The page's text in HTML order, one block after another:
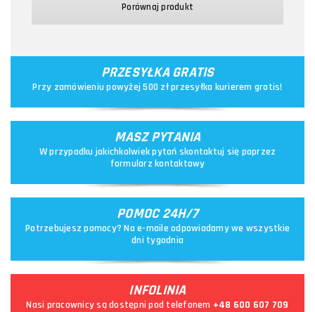
Porównaj produkt
PRZESYŁKA GRATIS
Przy zamówieniu powyżej 500 zł przesyłka kurierem gratis!
MASZ PYTANIA
W przypadku jakichkolwiek pytań skontaktuj się poprzez
formularz kontaktowy
POMOC 24H/7
Potrzebujesz pomocy? Na e-maile odpowiadamy we wszystkie
dni tygodnia
INFOLINIA
Nasi pracownicy są dostępni pod telefonem +48 600 607 709